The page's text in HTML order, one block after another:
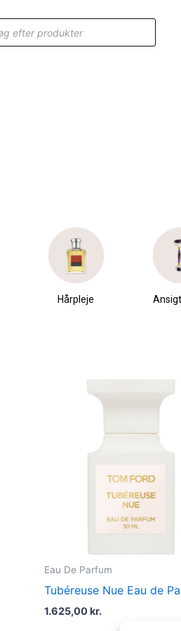
Hårpleje
Eau De Parfum
Tubéreuse Nue Eau de
1.625,00kr.